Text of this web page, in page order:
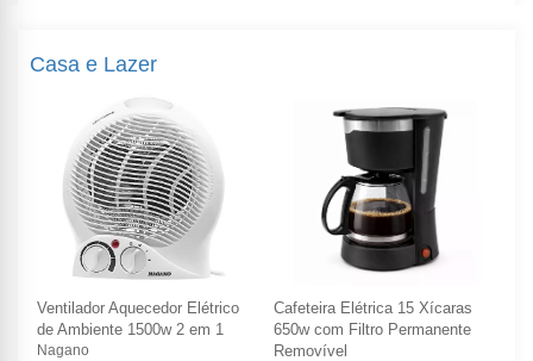
Casa e Lazer
Ventilador Aquecedor Elétrico
de Ambiente 1500w 2 em 1
Nagano
Cafeteira Elétrica 15 Xícaras
650w com Filtro Permanente
Removível